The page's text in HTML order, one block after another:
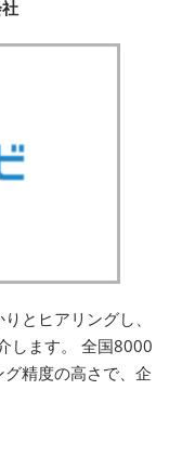
とヒアリングし、
します。 全国8000
精度の高さで、企